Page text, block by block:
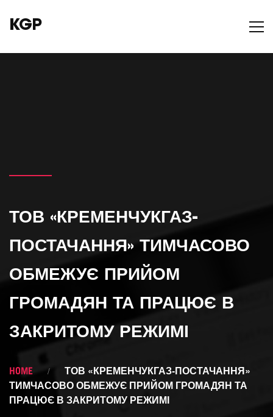
KGP
ТОВ «КРЕМЕНЧУКГАЗ-
ПОСТАЧАННЯ» ТИМЧАСОВО
ОБМЕЖУЄ ПРИЙОМ
ГРОМАДЯН ТА ПРАЦЮЄ В
ЗАКРИТОМУ РЕЖИМІ
HOME
ТОВ «КРЕМЕНЧУКГАЗ-ПОСТАЧАННЯ»
ТИМЧАСОВО ОБМЕЖУЄ ПРИЙОМ ГРОМАДЯН ТА
ПРАЦЮЄ В ЗАКРИТОМУ РЕЖИМІ